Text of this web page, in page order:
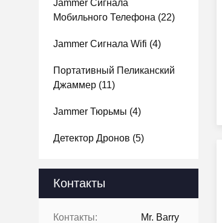
Jammer Сигнала
Мобильного Телефона (22)
Jammer Сигнала Wifi (4)
Портативный Пеликанский
Джаммер (11)
Jammer Тюрьмы (4)
Детектор Дронов (5)
Контакты
Контакты: Mr. Barry